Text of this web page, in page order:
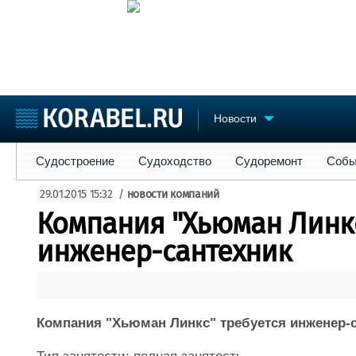
Новости
Судостроение
Пульс
Новости
Репутация
Журнал
Торговая площадка
Доска объявлений
Продажа флота
Изделия
Личности
Судостроение Судоходство Судоремонт
29.01.2015 15:32 / новости компаний
Компания "Хьюман
инженер-сантехник
Компания "Хьюман Линкс" требуется инженер-